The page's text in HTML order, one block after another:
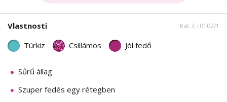
Vlastnosti Kat. č.: 0102/1
Türkiz Csillámos Jól fedő
Sűrű állag
Szuper fedés egy rétegben